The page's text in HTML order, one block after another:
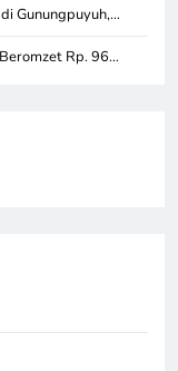
Gunungpuyuh,…
Rp. 96…